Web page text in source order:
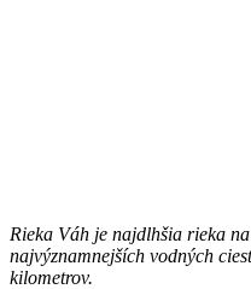
Rieka Váh je najdlhšia rieka
najvýznamnejších vodných
kilometrov.